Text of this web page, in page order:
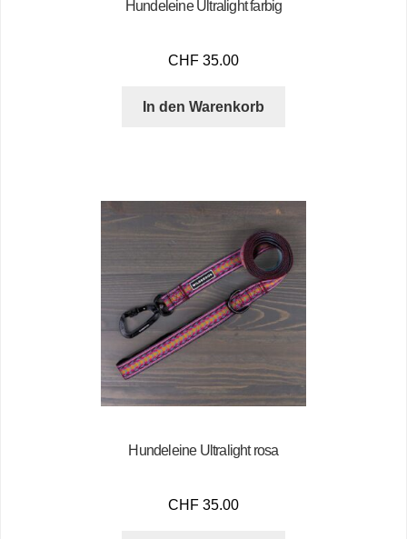
Hundeleine Ultralight farbig
CHF 35.00
In den Warenkorb
Hundeleine Ultralight rosa
CHF 35.00